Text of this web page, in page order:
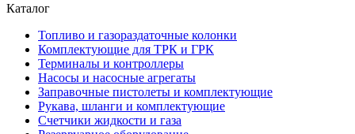
Каталог
Топливо и газораздаточные колонки
Комплектующие для ТРК и ГРК
Терминалы и контроллеры
Насосы и насосные агрегаты
Заправочные пистолеты и комплектующие
Рукава, шланги и комплектующие
Счетчики жидкости и газа